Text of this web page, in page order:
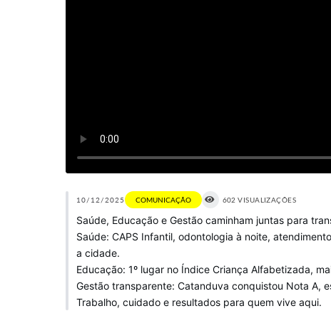
10/12/2025 COMUNICAÇÃO 602 VISUALIZAÇÕES
Saúde, Educação e Gestão caminham juntas para
Saúde: CAPS Infantil, odontologia à noite,
a cidade.
Educação: 1º lugar no Índice Criança Alfabetizada,
Gestão transparente: Catanduva conquistou Nota A,
Trabalho, cuidado e resultados para quem vive aqui.